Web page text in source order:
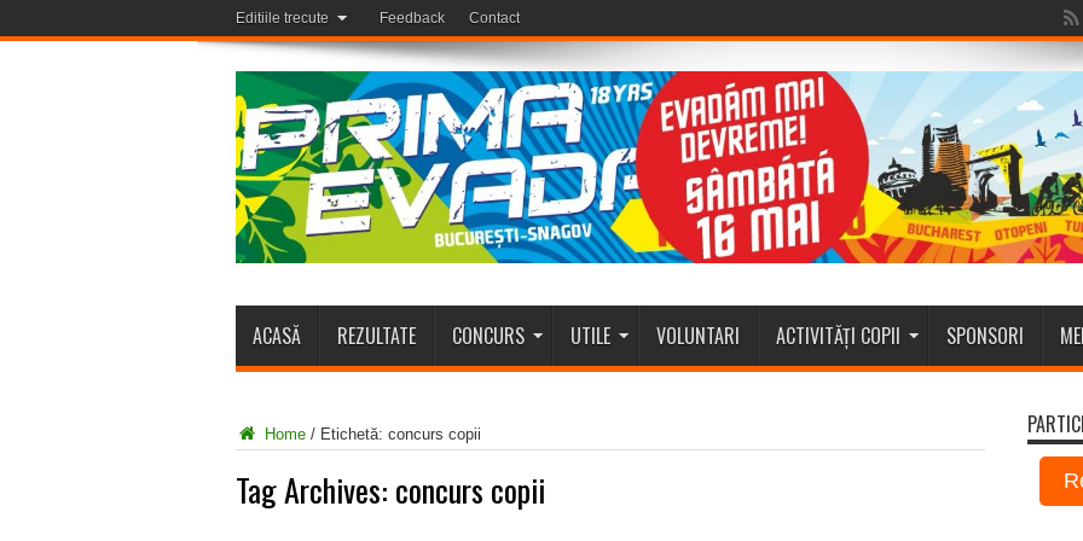
Editiile trecute Feedback Contact
ACASĂ REZULTATE CONCURS UTILE VOLUNTARI ACTIVITĂȚI COPII SPONSORI
Home / Etichetă: concurs copii
Tag Archives: concurs copii